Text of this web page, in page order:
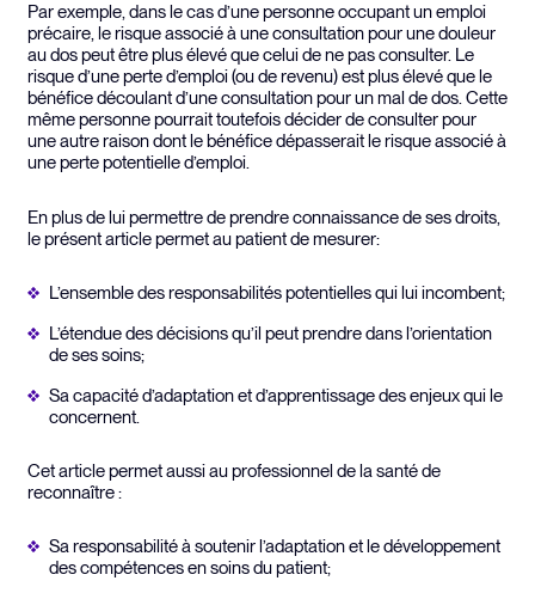
Par exemple, dans le cas d’une personne occupant un emploi
précaire, le risque associé à une consultation pour une douleur
au dos peut être plus élevé que celui de ne pas consulter. Le
risque d’une perte d’emploi (ou de revenu) est plus élevé que le
bénéfice découlant d’une consultation pour un mal de dos. Cette
même personne pourrait toutefois décider de consulter pour
une autre raison dont le bénéfice dépasserait le risque associé à
une perte potentielle d’emploi.
En plus de lui permettre de prendre connaissance de ses droits,
le présent article permet au patient de mesurer:
L’ensemble des responsabilités potentielles qui lui incombent;
L’étendue des décisions qu’il peut prendre dans l’orientation
de ses soins;
Sa capacité d’adaptation et d’apprentissage des enjeux qui le
concernent.
Cet article permet aussi au professionnel de la santé de
reconnaître :
Sa responsabilité à soutenir l’adaptation et le développement
des compétences en soins du patient;